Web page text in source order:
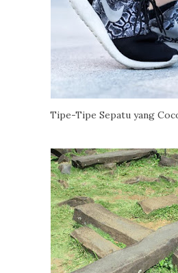
Tipe-Tipe Sepatu yang